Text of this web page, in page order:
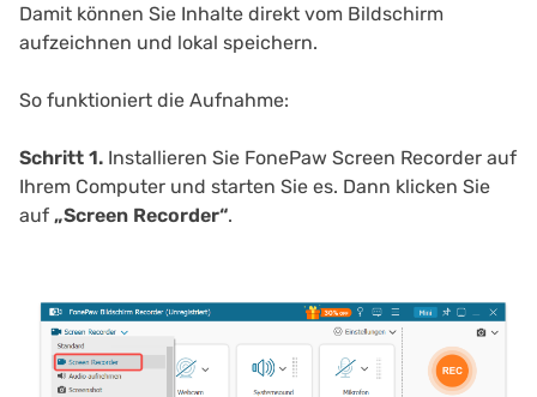
Damit können Sie Inhalte direkt vom Bildschirm
aufzeichnen und lokal speichern.
So funktioniert die Aufnahme:
Schritt 1. Installieren Sie FonePaw Screen Recorder auf
Ihrem Computer und starten Sie es. Dann klicken Sie
auf „Screen Recorder“.